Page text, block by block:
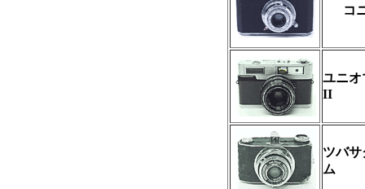
コ
ユニオ
II
ツバ
ム